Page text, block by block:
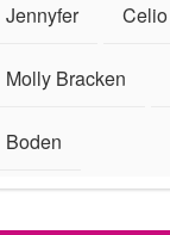
Jennyfer Celio
Molly Bracken
Boden